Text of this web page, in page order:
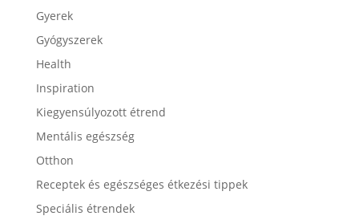
Gyerek
Gyógyszerek
Health
Inspiration
Kiegyensúlyozott étrend
Mentális egészség
Otthon
Receptek és egészséges étkezési tippek
Speciális étrendek